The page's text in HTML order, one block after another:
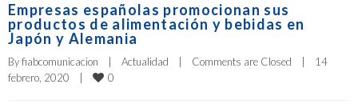
Empresas españolas promocionan sus
productos de alimentación y bebidas en
Japón y Alemania
By fiabcomunicacion Actualidad Comments are Closed
14
febrero, 2020
0